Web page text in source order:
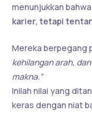
menunjukkan bahwa
karier, tetapi
Mereka berpegang
kehilangan arah,
makna.”
Inilah nilai yang
keras dengan niat